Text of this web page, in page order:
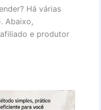
Há várias
Abaixo,
e produtor